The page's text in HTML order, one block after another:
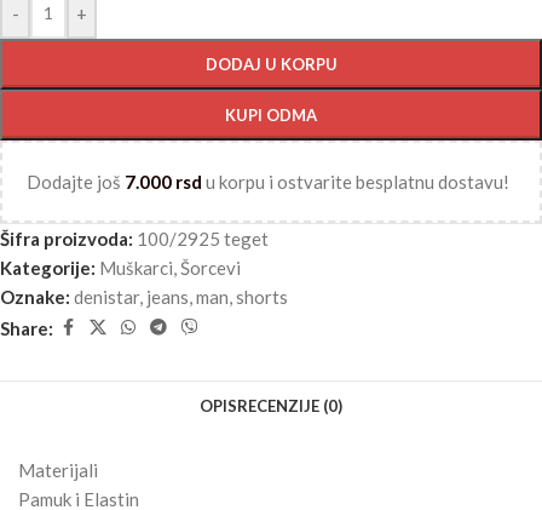
- +
DODAJ U KORPU
KUPI ODMA
Dodajte još 7.000 rsd u korpu i ostvarite besplatnu dostavu!
Šifra proizvoda: 100/2925 teget
Kategorije: Muškarci,Šorcevi
Oznake: denistar, jeans,man,shorts
Share:
OPISRECENZIJE (0)
Materijali
Pamuk i Elastin